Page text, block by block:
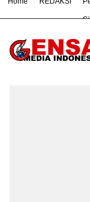
# Bekasi Cara
Game